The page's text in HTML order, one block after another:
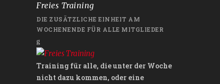
Freies Training
DIE ZUSÄTZLICHE EINHEIT AM
WOCHENENDE FÜR ALLE MITGLIEDER
Training für alle, die unter der Woche
nicht dazu kommen, oder eine